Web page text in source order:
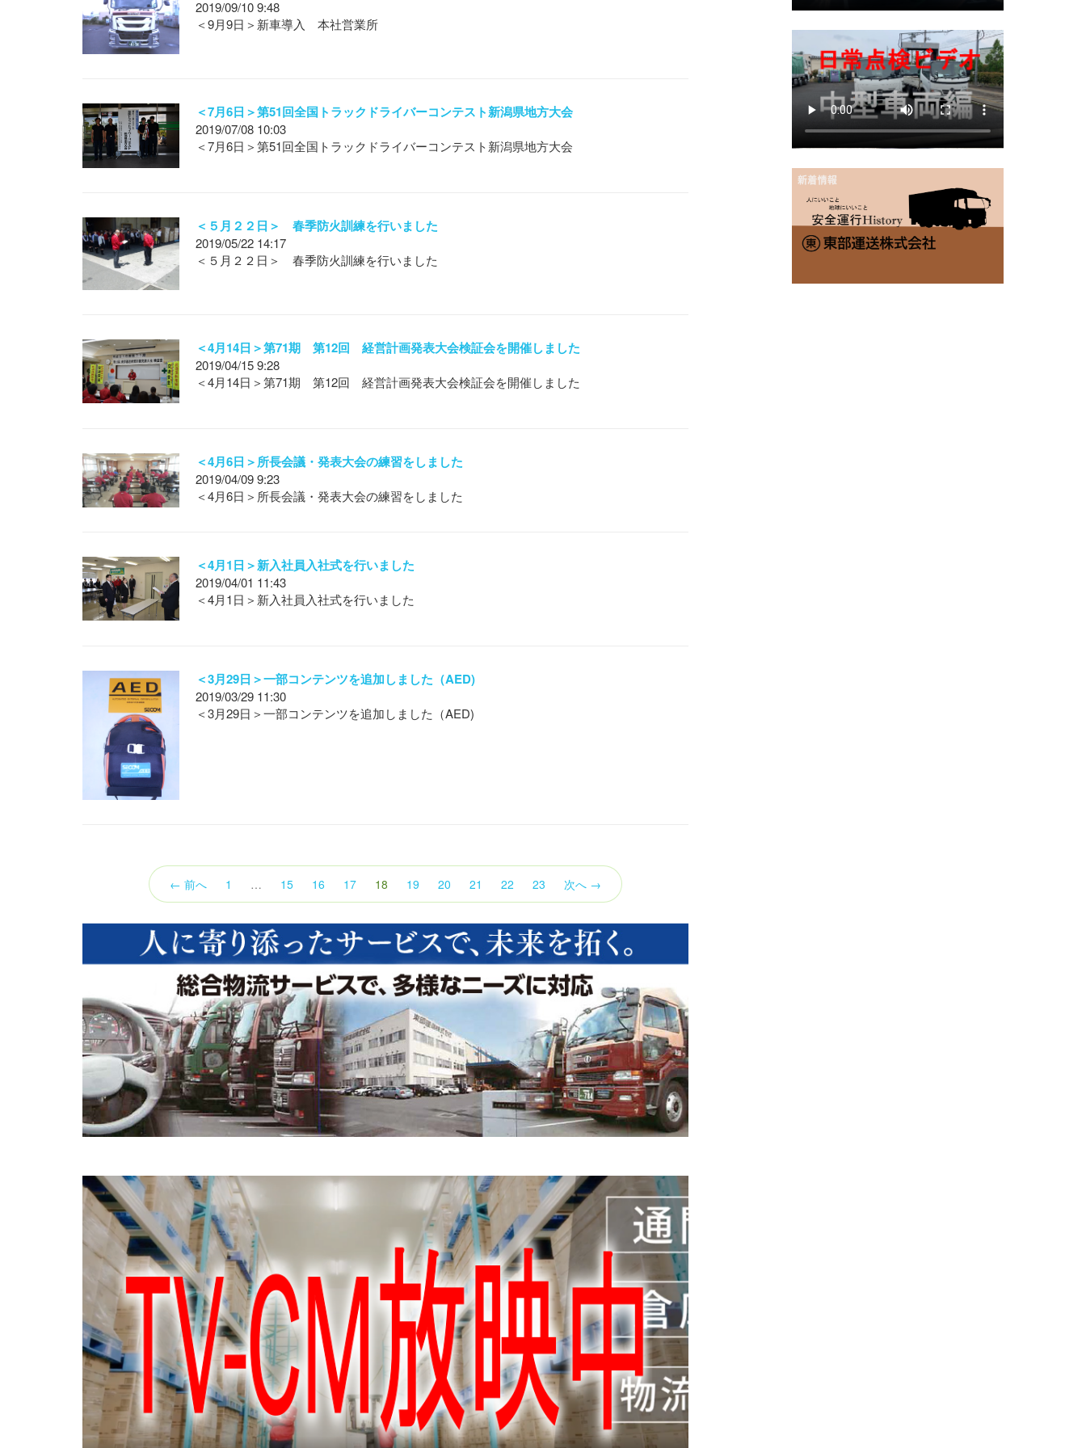
2019/09/10 9:48
＜9月9日＞新車導入 本社営業所
＜7月6日＞第51回全国トラックドライバーコンテスト新潟県地方大会
2019/07/08 10:03
＜7月6日＞第51回全国トラックドライバーコンテスト新潟県地方大会
＜５月２２日＞ 春季防火訓練を行いました
2019/05/22 14:17
＜５月２２日＞ 春季防火訓練を行いました
＜4月14日＞第71期 第12回 経営計画発表大会検証会を開催しました
2019/04/15 9:28
＜4月14日＞第71期 第12回 経営計画発表大会検証会を開催しました
＜4月6日＞所長会議・発表大会の練習をしました
2019/04/09 9:23
＜4月6日＞所長会議・発表大会の練習をしました
＜4月1日＞新入社員入社式を行いました
2019/04/01 11:43
＜4月1日＞新入社員入社式を行いました
＜3月29日＞一部コンテンツを追加しました（AED)
2019/03/29 11:30
＜3月29日＞一部コンテンツを追加しました（AED)
← 前へ 1 … 15 16 17 18 （こ
の
ー
ジ）
19 20 21 22 23 次へ →